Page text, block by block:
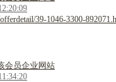
39-1046-3300-
会员企业网站